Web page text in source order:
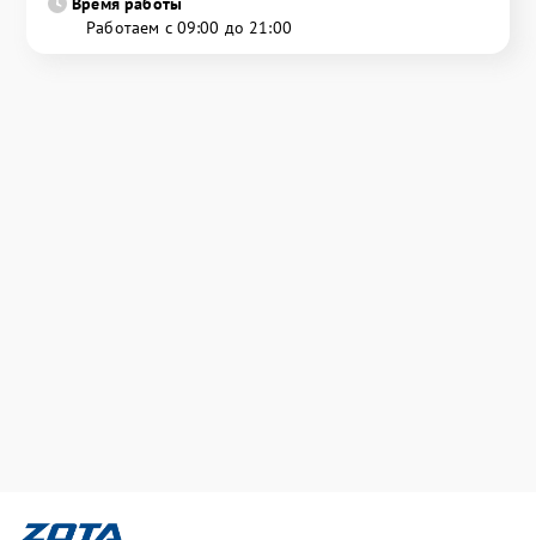
Работаем с 09:00 до 21:00